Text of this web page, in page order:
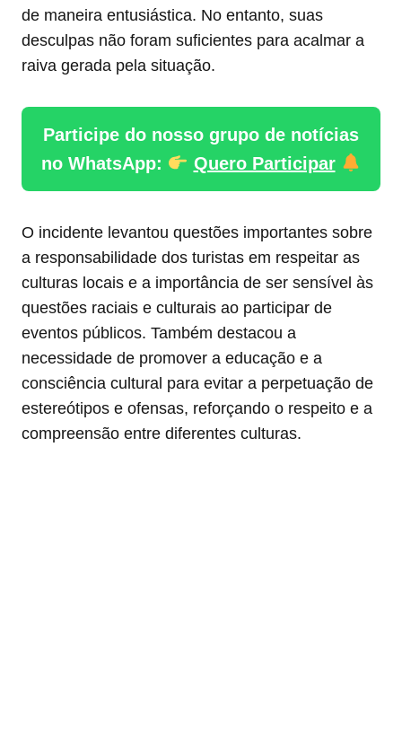
de maneira entusiástica. No entanto, suas
desculpas não foram suficientes para acalmar a
raiva gerada pela situação.
Participe do nosso grupo de notícias
no WhatsApp:
Quero Participar
O incidente levantou questões importantes sobre
a responsabilidade dos turistas em respeitar as
culturas locais e a importância de ser sensível às
questões raciais e culturais ao participar de
eventos públicos. Também destacou a
necessidade de promover a educação e a
consciência cultural para evitar a perpetuação de
estereótipos e ofensas, reforçando o respeito e a
compreensão entre diferentes culturas.